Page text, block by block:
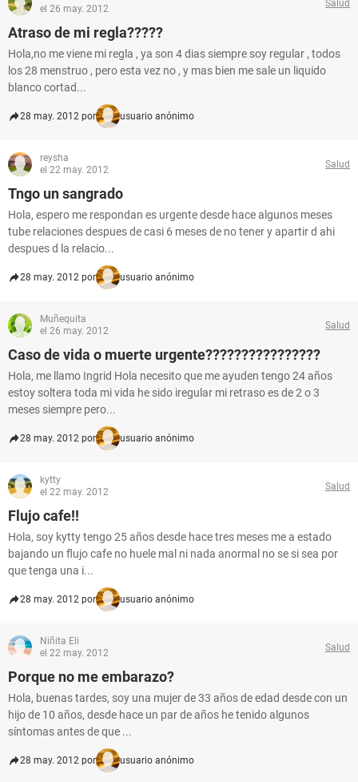
el 26 may. 2012
Salud
Atraso de mi regla?????
Hola,no me viene mi regla , ya son 4 dias siempre soy regular , todos
los 28 menstruo , pero esta vez no , y mas bien me sale un liquido
blanco cortad...
28 may. 2012 por usuario anónimo
reysha
el 22 may. 2012
Salud
Tngo un sangrado
Hola, espero me respondan es urgente desde hace algunos meses
tube relaciones despues de casi 6 meses de no tener y apartir d ahi
despues d la relacio...
28 may. 2012 por usuario anónimo
Muñequita
el 26 may. 2012
Salud
Caso de vida o muerte urgente????????????????
Hola, me llamo Ingrid Hola necesito que me ayuden tengo 24 años
estoy soltera toda mi vida he sido iregular mi retraso es de 2 o 3
meses siempre pero...
28 may. 2012 por usuario anónimo
kytty
el 22 may. 2012
Salud
Flujo cafe!!
Hola, soy kytty tengo 25 años desde hace tres meses me a estado
bajando un flujo cafe no huele mal ni nada anormal no se si sea por
que tenga una i...
28 may. 2012 por usuario anónimo
Niñita Eli
el 22 may. 2012
Salud
Porque no me embarazo?
Hola, buenas tardes, soy una mujer de 33 años de edad desde con un
hijo de 10 años, desde hace un par de años he tenido algunos
síntomas antes de que ...
28 may. 2012 por usuario anónimo